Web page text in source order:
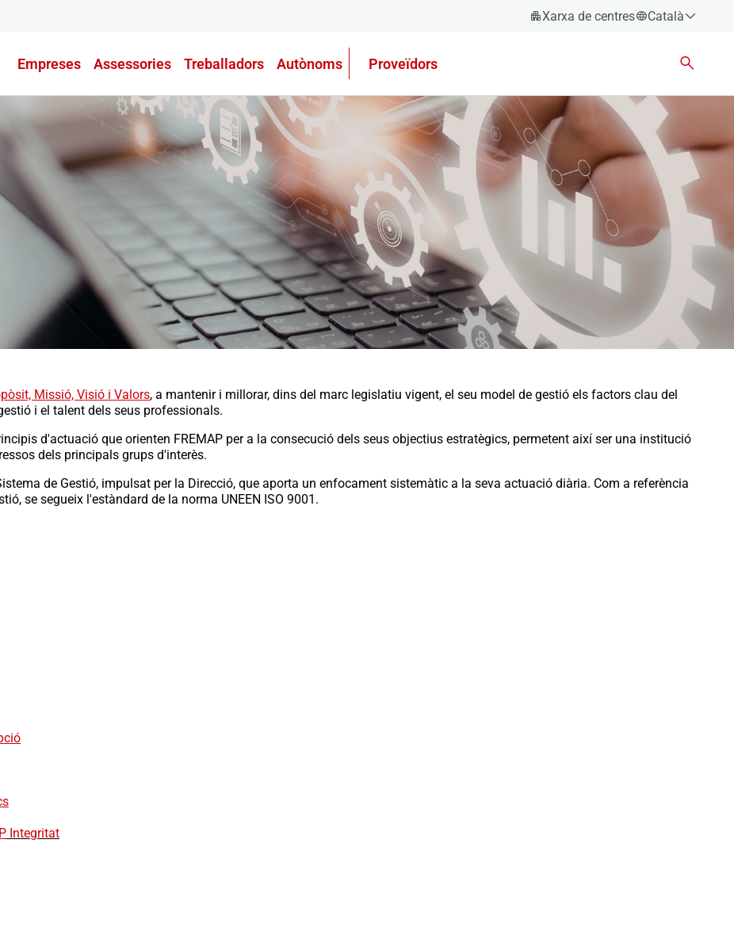
Xarxa de centres
Català
Euskara
Galego
Valencià
English
Empreses Assessories Treballadors Autònoms Proveïdors
Missió, Visió i Valors, a mantenir i millorar, dins del marc legislatiu vigent, el seu model de gestió els factors clau del
i el talent dels seus professionals.
d'actuació que orienten FREMAP per a la consecució dels seus objectius estratègics, permetent així ser una institució
dels principals grups d'interès.
de Gestió, impulsat per la Direcció, que aporta un enfocament sistemàtic a la seva actuació diària. Com a referència
se segueix l'estàndard de la norma UNEEN ISO 9001.
Integritat